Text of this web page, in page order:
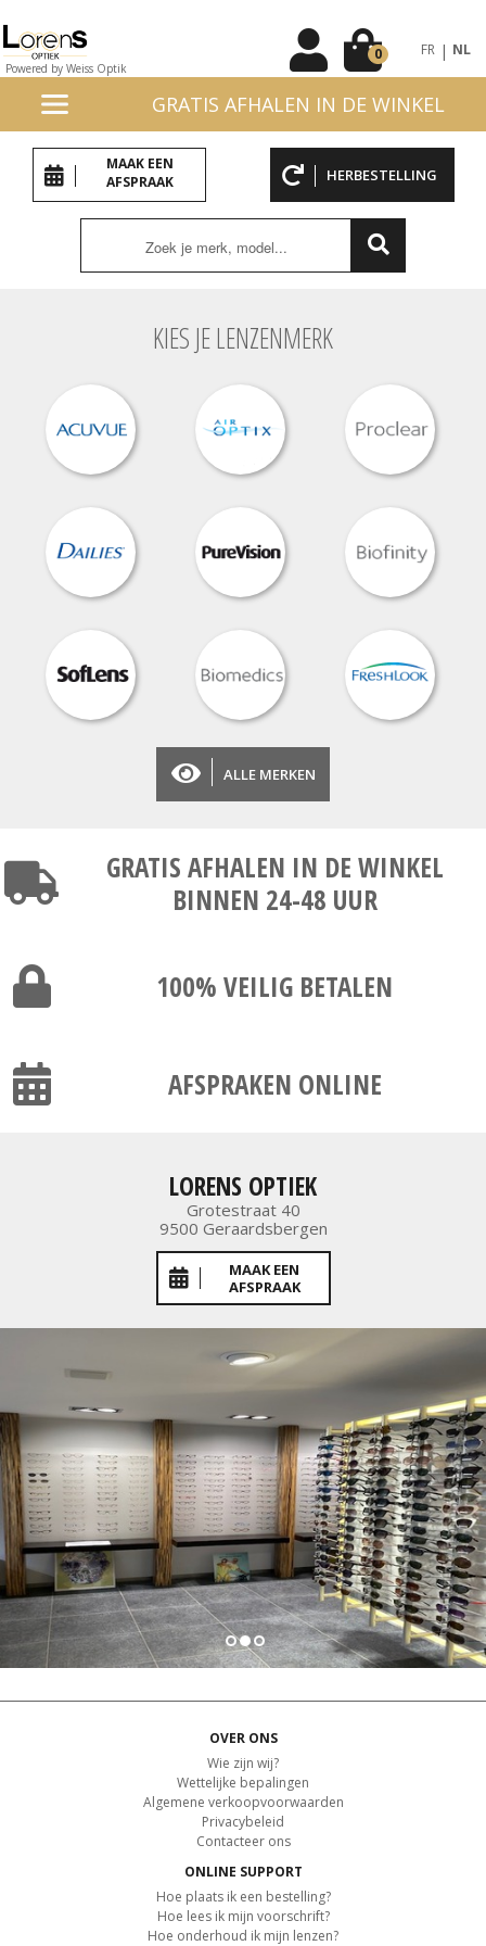
Powered by Weiss Optik
0 FR | NL
GRATIS AFHALEN IN DE WINKEL
MAAK EEN
AFSPRAAK
HERBESTELLING
KIES JE LENZENMERK
ALLE MERKEN
GRATIS AFHALEN IN DE WINKEL
BINNEN 24-48 UUR
100% VEILIG BETALEN
AFSPRAKEN ONLINE
MAAK EEN
AFSPRAAK
LORENS OPTIEK
Grotestraat 40
9500 Geraardsbergen
OVER ONS
Wie zijn wij?
Wettelijke bepalingen
Algemene verkoopvoorwaarden
Privacybeleid
Contacteer ons
ONLINE SUPPORT
Hoe plaats ik een bestelling?
Hoe lees ik mijn voorschrift?
Hoe onderhoud ik mijn lenzen?